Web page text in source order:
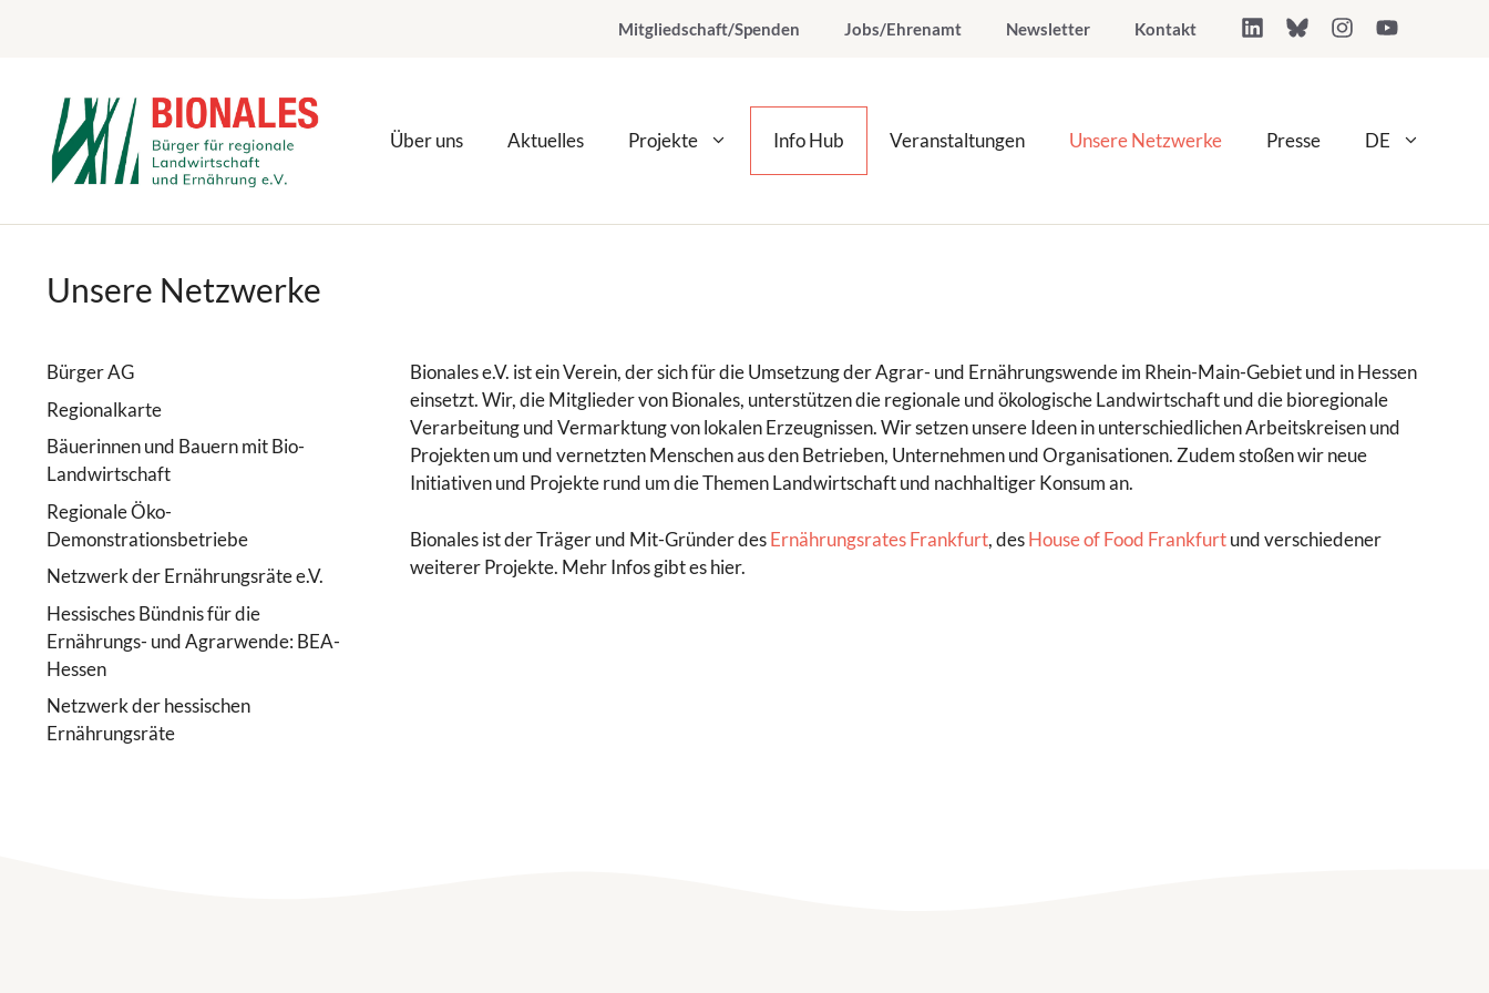
Mitgliedschaft/Spenden Jobs/Ehrenamt Newsletter Kontakt
Über uns Aktuelles Projekte Info Hub Veranstaltungen Unsere Netzwerke Presse DE
Unsere Netzwerke
Bürger AG
Regionalkarte
Bäuerinnen und Bauern mit Bio-
Landwirtschaft
Regionale Öko-
Demonstrationsbetriebe
Netzwerk der Ernährungsräte e.V.
Hessisches Bündnis für die
Ernährungs- und Agrarwende: BEA-
Hessen
Netzwerk der hessischen
Ernährungsräte
Bionales e.V. ist ein Verein, der sich für die Umsetzung der Agrar- und Ernährungswende im Rhein-Main-Gebiet und in Hessen
einsetzt. Wir, die Mitglieder von Bionales, unterstützen die regionale und ökologische Landwirtschaft und die bioregionale
Verarbeitung und Vermarktung von lokalen Erzeugnissen. Wir setzen unsere Ideen in unterschiedlichen Arbeitskreisen und
Projekten um und vernetzten Menschen aus den Betrieben, Unternehmen und Organisationen. Zudem stoßen wir neue
Initiativen und Projekte rund um die Themen Landwirtschaft und nachhaltiger Konsum an.
Bionales ist der Träger und Mit-Gründer desErnährungsrates Frankfurt, desHouse of Food Frankfurtund verschiedener
weiterer Projekte. Mehr Infos gibt es hier.